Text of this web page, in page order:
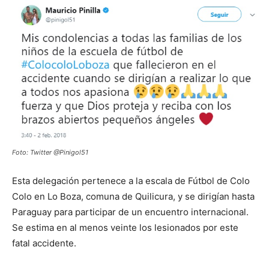
Foto: Twitter @Pinigol51
Esta delegación pertenece a la escala de Fútbol de Colo
Colo en Lo Boza, comuna de Quilicura, y se dirigían hasta
Paraguay para participar de un encuentro internacional.
Se estima en al menos veinte los lesionados por este
fatal accidente.